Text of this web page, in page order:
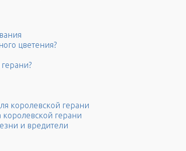
цветения?
королевской герани
герани
и вредители